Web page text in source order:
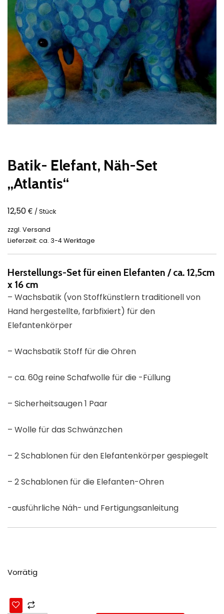
Batik- Elefant, Näh-Set
„Atlantis“
12,50€ / Stück
zzgl. Versand
Lieferzeit: ca. 3-4 Werktage
Herstellungs-Set für einen Elefanten / ca. 12,5cm
x 16 cm
– Wachsbatik (von Stoffkünstlern traditionell von
Hand hergestellte, farbfixiert) für den
Elefantenkörper
– Wachsbatik Stoff für die Ohren
– ca. 60g reine Schafwolle für die -Füllung
– Sicherheitsaugen 1 Paar
– Wolle für das Schwänzchen
– 2 Schablonen für den Elefantenkörper gespiegelt
– 2 Schablonen für die Elefanten-Ohren
-ausführliche Näh- und Fertigungsanleitung
Vorrätig